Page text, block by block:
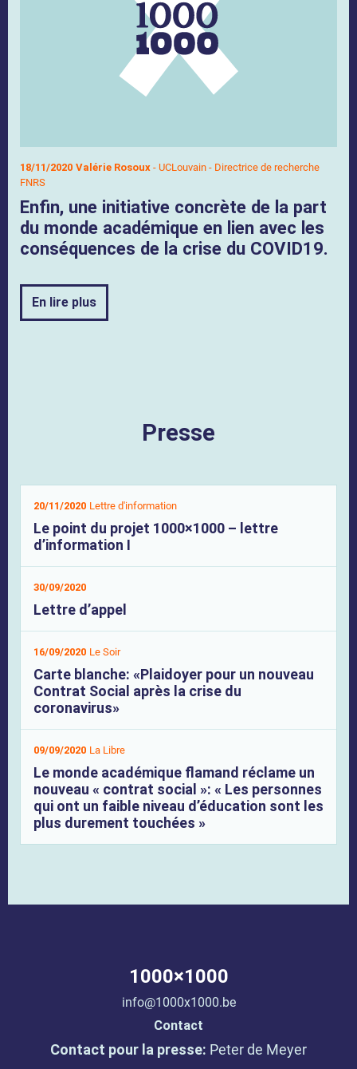
18/11/2020 Valérie Rosoux - UCLouvain - Directrice de recherche
FNRS
Enfin, une initiative concrète de la part
du monde académique en lien avec les
conséquences de la crise du COVID19.
En lire plus
Presse
20/11/2020 Lettre d'information
Le point du projet 1000×1000 – lettre
d’information I
30/09/2020
Lettre d’appel
16/09/2020 Le Soir
Carte blanche: «Plaidoyer pour un nouveau
Contrat Social après la crise du
coronavirus»
09/09/2020 La Libre
Le monde académique flamand réclame un
nouveau « contrat social »: « Les personnes
qui ont un faible niveau d’éducation sont les
plus durement touchées »
1000×1000
info@1000x1000.be
Contact
Contact pour la presse: Peter de Meyer